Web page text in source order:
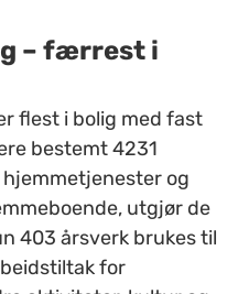
– færrest i
flest i bolig med fast
bestemt 4231
og
utgjør de
403 årsverk brukes til
for